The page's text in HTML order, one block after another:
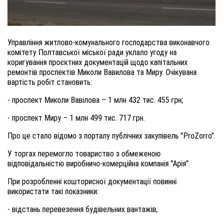
Управління житлово-комунального господарства виконавчого
комітету Полтавської міської ради уклало угоду на
коригування проєктних документацій щодо капітальних
ремонтів проспектів Миколи Вавилова та Миру. Очікувана
вартість робіт становить:
- проспект Миколи Вавілова – 1 млн 432 тис. 455 грн;
- проспект Миру – 1 млн 499 тис. 717 грн.
Про це стало відомо з порталу публічних закупівель "ProZorro".
У торгах перемогло товариство з обмеженою
відповідальністю виробничо-комерційна компанія "Арія".
При розробленні кошторисної документації повинні
використати такі показники:
- відстань перевезення будівельних вантажів;